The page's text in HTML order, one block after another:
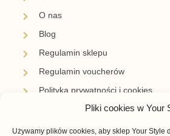
Pliki cookies w Your
Używamy plików cookies, aby sklep Your Style
O nas
Blog
Regulamin sklepu
Regulamin voucherów
Polityka prywatności i cookies